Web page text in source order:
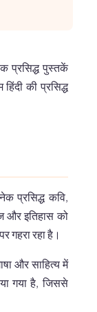
प्रसिद्ध पुस्तकें
की प्रसिद्ध
प्रसिद्ध कवि,
और इतिहास को
गहरा रहा है।
और साहित्य में
गया है, जिससे